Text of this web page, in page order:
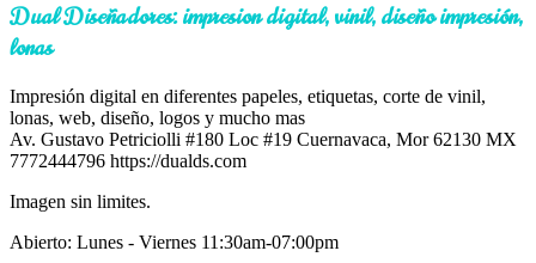
Dual Diseñadores: impresion digital, vinil, diseño impresión,
lonas
Impresión digital en diferentes papeles, etiquetas, corte de vinil,
lonas, web, diseño, logos y mucho mas
Av. Gustavo Petriciolli #180 Loc #19 Cuernavaca, Mor 62130 MX
7772444796 https://dualds.com
Imagen sin limites.
Abierto: Lunes - Viernes 11:30am-07:00pm